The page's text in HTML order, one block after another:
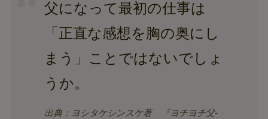
父になって最初の仕事は
「正直な感想を胸の奥にし
まう」ことではないでしょ
うか。
出典：ヨシタケシンスケ著 『ヨチヨチ父-